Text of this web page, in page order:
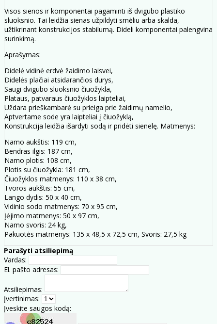
Visos sienos ir komponentai pagaminti iš dvigubo plastiko
sluoksnio. Tai leidžia sienas užpildyti smėliu arba skalda,
užtikrinant konstrukcijos stabilumą. Dideli komponentai palengvina
surinkimą.
Aprašymas:
Didelė vidinė erdvė žaidimo laisvei,
Didelės plačiai atsidarančios durys,
Saugi dvigubo sluoksnio čiuožykla,
Plataus, patvaraus čiuožyklos laipteliai,
Uždara prieškambarė su prieiga prie žaidimų namelio,
Aptvertame sode yra laipteliai į čiuožyklą,
Konstrukcija leidžia išardyti sodą ir pridėti sienelę. Matmenys:
Namo aukštis: 119 cm,
Bendras ilgis: 187 cm,
Namo plotis: 108 cm,
Plotis su čiuožykla: 181 cm,
Čiuožyklos matmenys: 110 x 38 cm,
Tvoros aukštis: 55 cm,
Lango dydis: 50 x 40 cm,
Vidinio sodo matmenys: 70 x 95 cm,
Įėjimo matmenys: 50 x 97 cm,
Namo svoris: 24 kg,
Pakuotės matmenys: 135 x 48,5 x 72,5 cm, Svoris: 27,5 kg
Parašyti atsiliepimą
Vardas:
El. pašto adresas:
Atsiliepimas:
Įvertinimas:
Įveskite saugos kodą: